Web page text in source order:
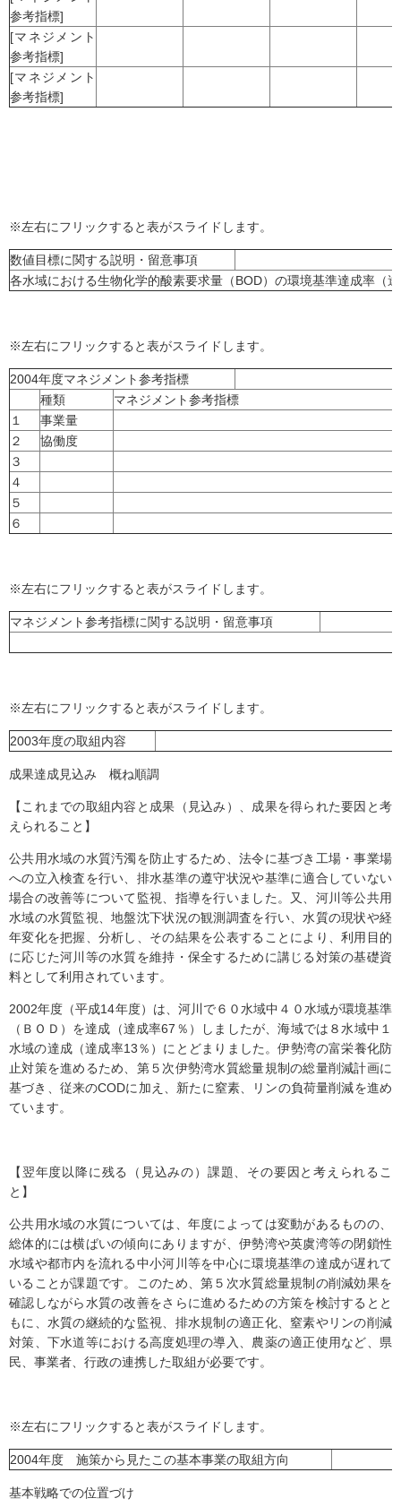
参考指標]
[マネジメント
参考指標]
[マネジメント
参考指標]
※左右にフリックすると表がスライドします。
数値目標に関する説明・留意事項
各水域における生物化学的酸素要求量（BOD）の環境基準達成率（
※左右にフリックすると表がスライドします。
2004年度マネジメント参考指標
種類
マネジメント参考指標
１
事業量
２
協働度
３
４
５
６
※左右にフリックすると表がスライドします。
マネジメント参考指標に関する説明・留意事項
※左右にフリックすると表がスライドします。
2003年度の取組内容
成果達成見込み 概ね順調
【これまでの取組内容と成果（見込み）、成果を得られた要因と考
えられること】
公共用水域の水質汚濁を防止するため、法令に基づき工場・事業場
への立入検査を行い、排水基準の遵守状況や基準に適合していない
場合の改善等について監視、指導を行いました。又、河川等公共用
水域の水質監視、地盤沈下状況の観測調査を行い、水質の現状や経
年変化を把握、分析し、その結果を公表することにより、利用目的
に応じた河川等の水質を維持・保全するために講じる対策の基礎資
料として利用されています。
2002年度（平成14年度）は、河川で６０水域中４０水域が環境基準
（ＢＯＤ）を達成（達成率67％）しましたが、海域では８水域中１
水域の達成（達成率13％）にとどまりました。伊勢湾の富栄養化防
止対策を進めるため、第５次伊勢湾水質総量規制の総量削減計画に
基づき、従来のCODに加え、新たに窒素、リンの負荷量削減を進め
ています。
【翌年度以降に残る（見込みの）課題、その要因と考えられるこ
と】
公共用水域の水質については、年度によっては変動があるものの、
総体的には横ばいの傾向にありますが、伊勢湾や英虞湾等の閉鎖性
水域や都市内を流れる中小河川等を中心に環境基準の達成が遅れて
いることが課題です。このため、第５次水質総量規制の削減効果を
確認しながら水質の改善をさらに進めるための方策を検討するとと
もに、水質の継続的な監視、排水規制の適正化、窒素やリンの削減
対策、下水道等における高度処理の導入、農薬の適正使用など、県
民、事業者、行政の連携した取組が必要です。
※左右にフリックすると表がスライドします。
2004年度 施策から見たこの基本事業の取組方向
基本戦略での位置づけ